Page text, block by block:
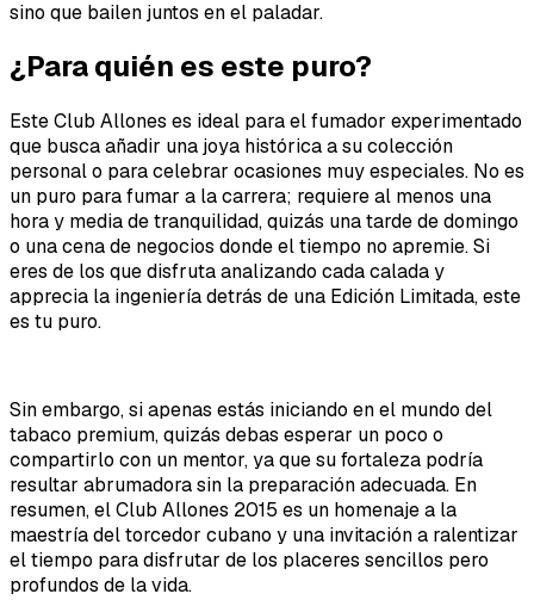
sino que bailen juntos en el paladar.
¿Para quién es este puro?
Este Club Allones es ideal para el fumador experimentado
que busca añadir una joya histórica a su colección
personal o para celebrar ocasiones muy especiales. No es
un puro para fumar a la carrera; requiere al menos una
hora y media de tranquilidad, quizás una tarde de domingo
o una cena de negocios donde el tiempo no apremie. Si
eres de los que disfruta analizando cada calada y
apprecia la ingeniería detrás de una Edición Limitada, este
es tu puro.
Sin embargo, si apenas estás iniciando en el mundo del
tabaco premium, quizás debas esperar un poco o
compartirlo con un mentor, ya que su fortaleza podría
resultar abrumadora sin la preparación adecuada. En
resumen, el Club Allones 2015 es un homenaje a la
maestría del torcedor cubano y una invitación a ralentizar
el tiempo para disfrutar de los placeres sencillos pero
profundos de la vida.